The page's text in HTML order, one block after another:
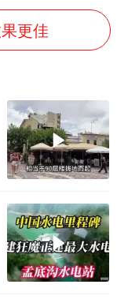
上半年国内居民出游人次34.63亿
幕式红裙起舞
陕西柞水泥石流已致2死 仍有1人失联
店主称换“青海拉面”招牌后生意更好
泰国初中生饮弹自尽前开了26枪
强国建设
更佳